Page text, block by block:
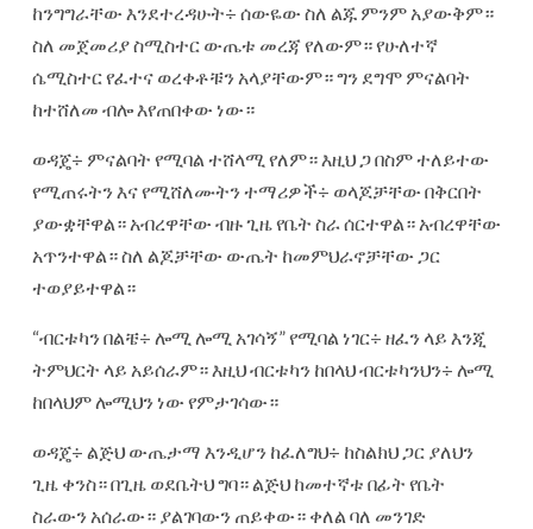
ከንግግራቸው እንደተረዳሁት÷ ሰውዬው ስለ ልጁ ምንም አያውቅም።
ስለ መጀመሪያ ስሚስተር ውጤቱ መረጃ የለውም። የሁለተኛ
ሴሚስተር የፈተና ወረቀቶቹን አላያቸውም። ግን ደግሞ ምናልባት
ከተሸለመ ብሎ እየጠበቀው ነው።
ወዳጄ÷ ምናልባት የሚባል ተሸላሚ የለም። እዚህ ጋ በስም ተለይተው
የሚጠሩትን እና የሚሸለሙትን ተማሪዎች÷ ወላጆቻቸው በቅርበት
ያውቋቸዋል። አብረዋቸው ብዙ ጊዜ የቤት ስራ ሰርተዋል። አብረዋቸው
አጥንተዋል። ስለ ልጆቻቸው ውጤት ከመምህራኖቻቸው ጋር
ተወያይተዋል።
“ብርቱካን በልቼ÷ ሎሚ ሎሚ አገሳኝ” የሚባል ነገር÷ ዘፈን ላይ እንጂ
ትምህርት ላይ አይሰራም። እዚህ ብርቱካን ከበላህ ብርቱካንህን÷ ሎሚ
ከበላህም ሎሚህን ነው የምታገሳው።
ወዳጄ÷ ልጅህ ውጤታማ እንዲሆን ከፈለግህ÷ ከስልክህ ጋር ያለህን
ጊዜ ቀንስ። በጊዜ ወደቤትህ ግባ። ልጅህ ከመተኛቱ በፊት የቤት
ስራውን አሰራው። ያልገባውን ጠይቀው። ቀለል ባለ መንገድ